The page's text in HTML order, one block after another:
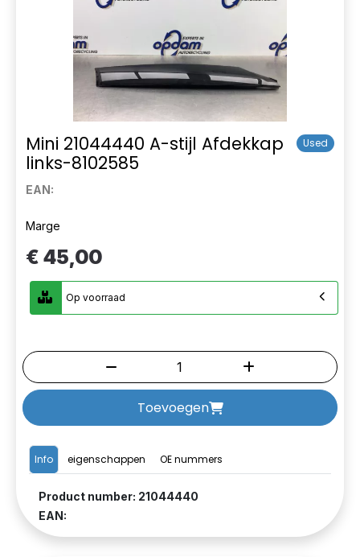
Mini 21044440 A-stijl Afdekkap
links-8102585
Used
EAN:
Info eigenschappen OE nummers
Product number: 21044440
EAN:
Marge
€ 45,00
Op voorraad
Toevoegen